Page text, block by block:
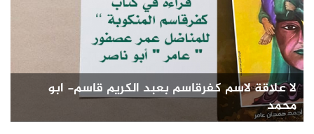
لا علاقة لاسم كفرقاسم بعبد الكريم قاسم- ابو
محمد